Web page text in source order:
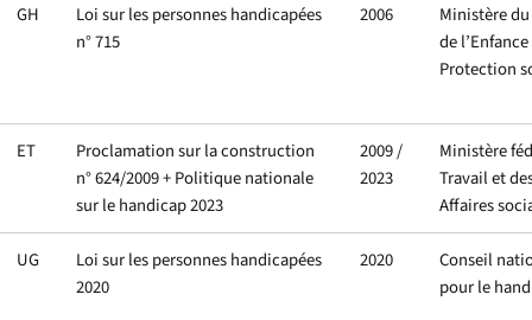
GH
Loi sur les personnes handicapées
n° 715
2006
Ministère
de
Protection
ET
Proclamation sur la construction
n° 624/2009 + Politique nationale
sur le handicap 2023
2009 /
2023
Ministère
Travail et
Affaires
UG
Loi sur les personnes handicapées
2020
2020
Conseil
pour le